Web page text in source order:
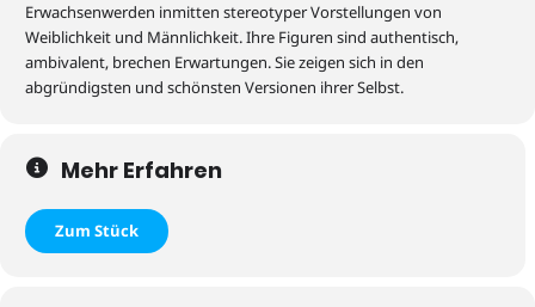
Erwachsenwerden inmitten stereotyper Vorstellungen von
Weiblichkeit und Männlichkeit. Ihre Figuren sind authentisch,
ambivalent, brechen Erwartungen. Sie zeigen sich in den
abgründigsten und schönsten Versionen ihrer Selbst.
Mehr Erfahren
Zum Stück